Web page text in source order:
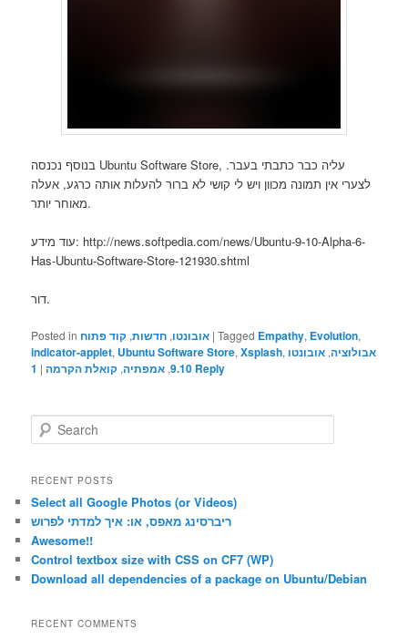
בנוסף נכנסה Ubuntu Software Store, עליה כבר כתבתי בעבר.
לצערי אין תמונה מכוון ויש לי קושי לא ברור להעלות אותה כרגע, אעלה
מאוחר יותר.
עוד מידע: http://news.softpedia.com/news/Ubuntu-9-10-Alpha-6-
Has-Ubuntu-Software-Store-121930.shtml
דור.
Posted in אובונטו, חדשות, קוד פתוח |Tagged Empathy, Evolution,
indicator-applet, Ubuntu Software Store,Xsplash, אבולוציה, אובונטו
9.10
, אמפתיה, קואלת הקרמה |
1 Reply
e
r
h
RECENT POSTS
Select all Google Photos (or Videos)
ריברסינג מאפס, או: איך למדתי לפרוש
Awesome!!
Control textbox size with CSS on CF7 (WP)
Download all dependencies of a package on Ubuntu/Debian
RECENT COMMENTS